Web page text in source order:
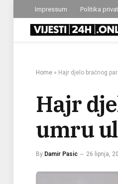
Impressum Politika
Home » Hajr djelo bračnog
Hajr
umru
By Damir Pasic 26 lipnja,